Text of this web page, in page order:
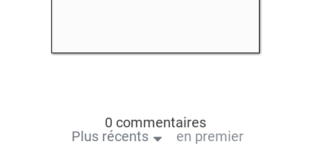
0 commentaires
Plus récents
en premier